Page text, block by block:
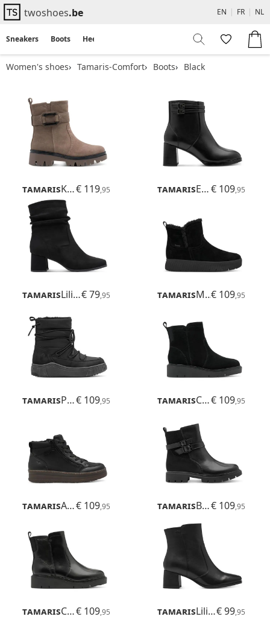
twoshoes.be EN | FR | NL
Sneakers Boots Heels
Women's shoes Tamaris-Comfort Boots Black
Tamaris Kida€ 119,95 Tamaris Eva€ 109,95
Tamaris Lilian€ 79,95 Tamaris Maya€ 109,95
Tamaris Pote€ 109,95 Tamaris Cora€ 109,95
Tamaris Ava€ 109,95 Tamaris Buta€ 109,95
Tamaris Cora€ 109,95 Tamaris Lilian€ 99,95